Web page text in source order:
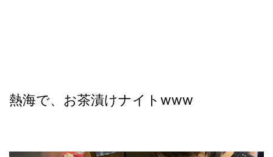
熱海で、お茶漬けナイトwww